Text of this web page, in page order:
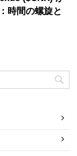
時間の螺旋と